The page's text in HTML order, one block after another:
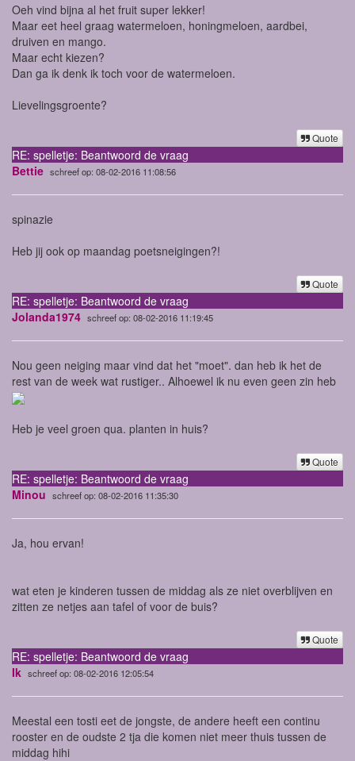
Oeh vind bijna al het fruit super lekker!
Maar eet heel graag watermeloen, honingmeloen, aardbei,
druiven en mango.
Maar echt kiezen?
Dan ga ik denk ik toch voor de watermeloen.
Lievelingsgroente?
Quote
RE: spelletje: Beantwoord de vraag
Bettie schreef op: 08-02-2016 11:08:56
spinazie
Heb jij ook op maandag poetsneigingen?!
Quote
RE: spelletje: Beantwoord de vraag
Jolanda1974 schreef op: 08-02-2016 11:19:45
Nou geen neiging maar vind dat het "moet". dan heb ik het de
rest van de week wat rustiger.. Alhoewel ik nu even geen zin heb
Heb je veel groen qua. planten in huis?
Quote
RE: spelletje: Beantwoord de vraag
Minou schreef op: 08-02-2016 11:35:30
Ja, hou ervan!
wat eten je kinderen tussen de middag als ze niet overblijven en
zitten ze netjes aan tafel of voor de buis?
Quote
RE: spelletje: Beantwoord de vraag
Ik schreef op: 08-02-2016 12:05:54
Meestal een tosti eet de jongste, de andere heeft een continu
rooster en de oudste 2 tja die komen niet meer thuis tussen de
middag hihi